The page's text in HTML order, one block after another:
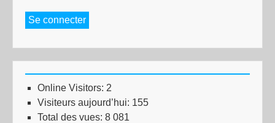
Se connecter
Online Visitors: 2
Visiteurs aujourd’hui: 155
Total des vues: 8 081